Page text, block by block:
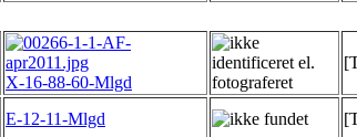
X-16-88-60-Mlgd
E-12-11-Mlgd